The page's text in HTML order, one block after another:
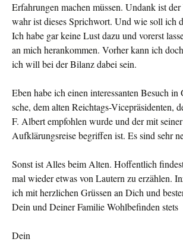
Erfahrungen machen müs­sen. Undank ist
wahr ist dieses Sprichwort. Und wie soll ich
Ich habe gar keine Lust dazu und vorerst
an mich herankommen. Vorher kann ich
ich will bei der Bilanz dabei sein.
Eben habe ich einen interessanten Besuch
sche, dem alten Reichtags-Vicepräsidenten,
F. Albert empfohlen wurde und der mit
Aufklärungsreise begriffen ist. Es sind sehr
Sonst ist Alles beim Alten. Hoffentlich
mal wieder etwas von Lautern zu erzählen.
ich mit herzlichen Grüssen an Dich und
Dein und Deiner Familie Wohlbefinden stets
Dein